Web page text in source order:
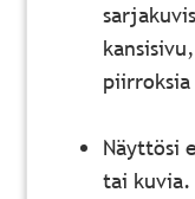
Näyttösi
tai